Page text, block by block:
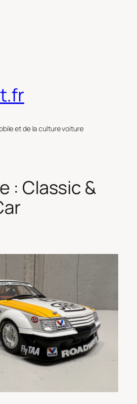
et de la culture voiture
: Classic &